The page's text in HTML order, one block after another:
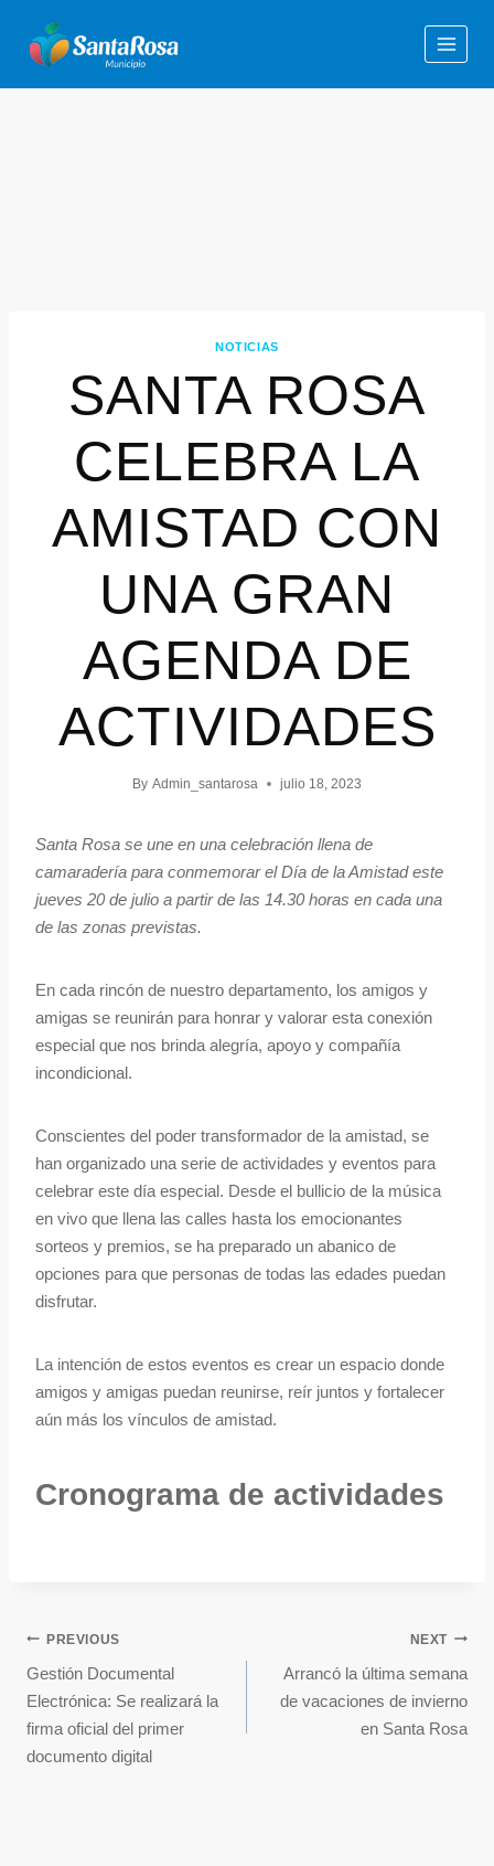
NOTICIAS
SANTA ROSA
CELEBRA LA
AMISTAD CON
UNA GRAN
AGENDA DE
ACTIVIDADES
By Admin_santarosa julio 18, 2023
Santa Rosa se une en una celebración llena de
camaradería para conmemorar el Día de la Amistad este
jueves 20 de julio a partir de las 14.30 horas en cada una
de las zonas previstas.
En cada rincón de nuestro departamento, los amigos y
amigas se reunirán para honrar y valorar esta conexión
especial que nos brinda alegría, apoyo y compañía
incondicional.
Conscientes del poder transformador de la amistad, se
han organizado una serie de actividades y eventos para
celebrar este día especial. Desde el bullicio de la música
en vivo que llena las calles hasta los emocionantes
sorteos y premios, se ha preparado un abanico de
opciones para que personas de todas las edades puedan
disfrutar.
La intención de estos eventos es crear un espacio donde
amigos y amigas puedan reunirse, reír juntos y fortalecer
aún más los vínculos de amistad.
Cronograma de actividades
PREVIOUS
Gestión Documental
Electrónica: Se realizará la
firma oficial del primer
documento digital
NEXT
Arrancó la última semana
de vacaciones de invierno
en Santa Rosa